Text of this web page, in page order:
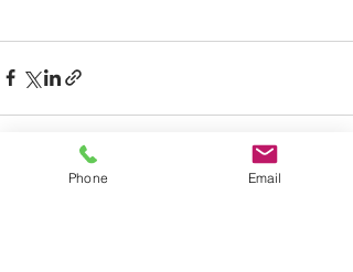
Phone Email